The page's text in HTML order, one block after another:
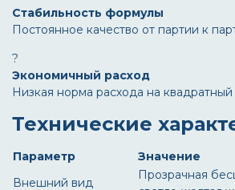
Стабильность формулы
Постоянное качество от партии к
?
Экономичный расход
Низкая норма расхода на
Технические
Параметр
Значение
Внешний вид
Прозрачная